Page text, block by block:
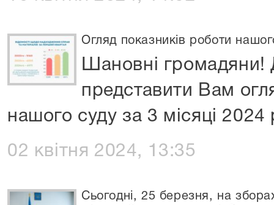
Огляд показників роботи
Шановні громадяни!
представити Вам
нашого суду за 3 місяці 2024
02 квітня 2024, 13:35
Сьогодні, 25 березня, на